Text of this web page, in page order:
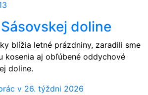
doline
blížia letné prázdniny, zaradili sme
kosenia aj obľúbené oddychové
doline.